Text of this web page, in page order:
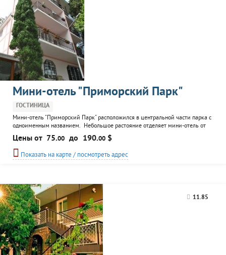
Мини-отель "Приморский Парк"
ГОСТИНИЦА
Мини-отель "Приморский Парк" расположился в центральной части парка с
одноименным названием. Небольшое растояние отделяет мини-отель от
побережья моря, примерно 2 минуты хотьбы. Уютные номера представлены
для размещения гостей. Интрерьер номерного фонда выполнен в различных
цветовых оттенках. В номерах имеется доступ к беспроводному интернету.
К услугам гостей: беседки для отдыха,
Цены от 75.00 до 190.00 $
Показать на карте / посмотреть адрес
11.85